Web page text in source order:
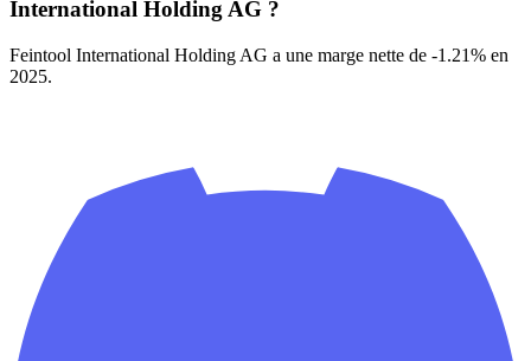
International Holding AG ?
Feintool International Holding AG a une marge nette de -1.21% en
2025.